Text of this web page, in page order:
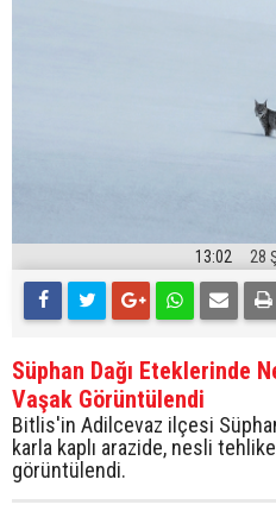
13:02 28
Süphan Dağı Eteklerinde
Vaşak Görüntülendi
Bitlis'in Adilcevaz ilçesi
karla kaplı arazide, nesli
görüntülendi.